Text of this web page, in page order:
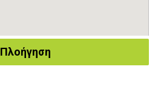
Πλοήγηση